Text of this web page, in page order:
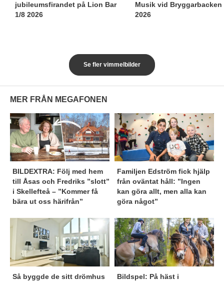
jubileumsfirandet på Lion Bar
1/8 2026
Musik vid Bryggarbacken
2026
Se fler vimmelbilder
MER FRÅN MEGAFONEN
BILDEXTRA: Följ med hem
till Åsas och Fredriks ”slott”
i Skellefteå – ”Kommer få
bära ut oss härifrån”
Familjen Edström fick hjälp
från oväntat håll: ”Ingen
kan göra allt, men alla kan
göra något”
Så byggde de sitt drömhus
Bildspel: På häst i